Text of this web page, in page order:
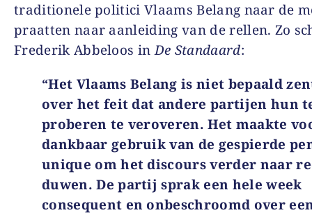
traditionele politici Vlaams Belang naar de
praatten naar aanleiding van de rellen. Zo
Frederik Abbeloos inDe Standaard:
“Het Vlaams Belang is niet bepaald
over het feit dat andere partijen hun
proberen te veroveren. Het maakte
dankbaar gebruik van de gespierde
unique om het discours verder naar
duwen. De partij sprak een hele week
consequent en onbeschroomd over